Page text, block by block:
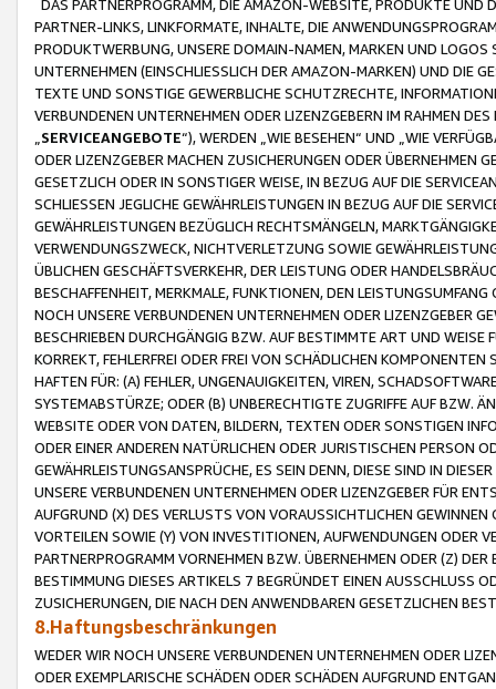
DAS PARTNERPROGRAMM, DIE AMAZON-WEBSITE, PRODUKTE UND
PARTNER-LINKS, LINKFORMATE, INHALTE, DIE
PRODUKTWERBUNG, UNSERE DOMAIN-NAMEN, MARKEN UND
UNTERNEHMEN (EINSCHLIESSLICH DER AMAZON-MARKEN) UND DIE
TEXTE UND SONSTIGE GEWERBLICHE SCHUTZRECHTE,
VERBUNDENEN UNTERNEHMEN ODER LIZENZGEBERN IM RAHMEN
SERVICEANGEBOTE“), WERDEN „WIE BESEHEN“ UND „WIE
ODER LIZENZGEBER MACHEN ZUSICHERUNGEN ODER ÜBERNEHMEN
GESETZLICH ODER IN SONSTIGER WEISE, IN BEZUG AUF DIE
SCHLIESSEN JEGLICHE GEWÄHRLEISTUNGEN IN BEZUG AUF DIE
GEWÄHRLEISTUNGEN BEZÜGLICH RECHTSMÄNGELN,
VERWENDUNGSZWECK, NICHTVERLETZUNG SOWIE
ÜBLICHEN GESCHÄFTSVERKEHR, DER LEISTUNG ODER
BESCHAFFENHEIT, MERKMALE, FUNKTIONEN, DEN
NOCH UNSERE VERBUNDENEN UNTERNEHMEN ODER LIZENZGEBER
BESCHRIEBEN DURCHGÄNGIG BZW. AUF BESTIMMTE ART UND
KORREKT, FEHLERFREI ODER FREI VON SCHÄDLICHEN
HAFTEN FÜR: (A) FEHLER, UNGENAUIGKEITEN, VIREN,
SYSTEMABSTÜRZE; ODER (B) UNBERECHTIGTE ZUGRIFFE AUF BZW.
WEBSITE ODER VON DATEN, BILDERN, TEXTEN ODER SONSTIGEN
ODER EINER ANDEREN NATÜRLICHEN ODER JURISTISCHEN PERSON
GEWÄHRLEISTUNGSANSPRÜCHE, ES SEIN DENN, DIESE SIND IN
UNSERE VERBUNDENEN UNTERNEHMEN ODER LIZENZGEBER FÜR
AUFGRUND (X) DES VERLUSTS VON VORAUSSICHTLICHEN
VORTEILEN SOWIE (Y) VON INVESTITIONEN, AUFWENDUNGEN ODER
PARTNERPROGRAMM VORNEHMEN BZW. ÜBERNEHMEN ODER (Z)
BESTIMMUNG DIESES ARTIKELS 7 BEGRÜNDET EINEN AUSSCHLUSS
ZUSICHERUNGEN, DIE NACH DEN ANWENDBAREN GESETZLICHEN
8.Haftungsbeschränkungen
WEDER WIR NOCH UNSERE VERBUNDENEN UNTERNEHMEN ODER
ODER EXEMPLARISCHE SCHÄDEN ODER SCHÄDEN AUFGRUND